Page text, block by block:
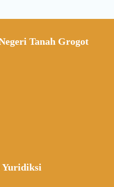
Tanah Grogot
Yuridiksi